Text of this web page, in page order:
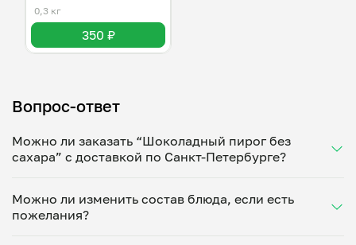
0,3 кг
350 ₽
Вопрос-ответ
Можно ли заказать “Шоколадный пирог без
сахара” с доставкой по Санкт-Петербурге?
Укажите удобное время — и получите свежее
домашнее блюдо в большой порции прямо с плиты.
Можно ли изменить состав блюда, если есть
пожелания?